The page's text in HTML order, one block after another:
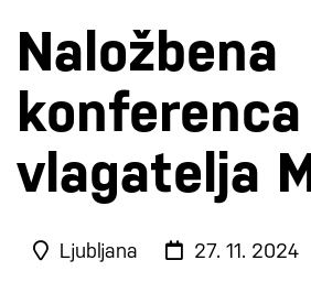
Naložbena
konferenca
vlagatelja
Ljubljana 27. 11. 2024